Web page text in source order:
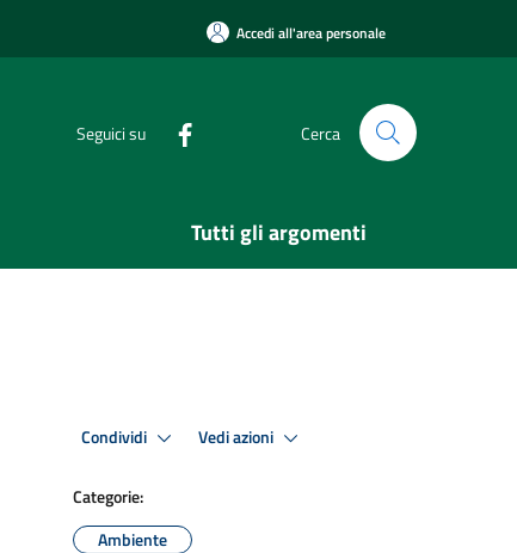
Accedi all'area personale
Seguici su Cerca
Tutti gli argomenti
Condividi Vedi azioni
Categorie:
Ambiente